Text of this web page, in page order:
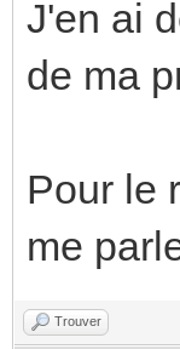
J'en ai
de ma
Pour le
me
Trouver